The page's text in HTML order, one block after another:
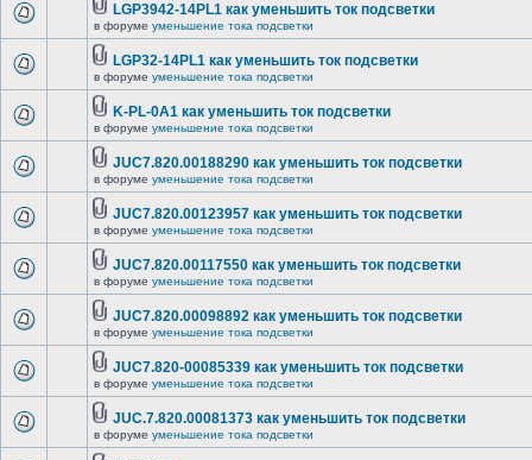
LGP3942-14PL1 как уменьшить ток подсветки
в форуме уменьшение тока подсветки
LGP32-14PL1 как уменьшить ток подсветки
в форуме уменьшение тока подсветки
K-PL-0A1 как уменьшить ток подсветки
в форуме уменьшение тока подсветки
JUC7.820.00188290 как уменьшить ток подсветки
в форуме уменьшение тока подсветки
JUC7.820.00123957 как уменьшить ток подсветки
в форуме уменьшение тока подсветки
JUC7.820.00117550 как уменьшить ток подсветки
в форуме уменьшение тока подсветки
JUC7.820.00098892 как уменьшить ток подсветки
в форуме уменьшение тока подсветки
JUC7.820-00085339 как уменьшить ток подсветки
в форуме уменьшение тока подсветки
JUC.7.820.00081373 как уменьшить ток подсветки
в форуме уменьшение тока подсветки